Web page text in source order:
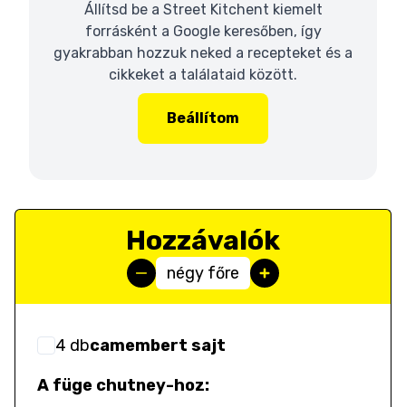
Állítsd be a Street Kitchent kiemelt
forrásként a Google keresőben, így
gyakrabban hozzuk neked a recepteket és a
cikkeket a találataid között.
Beállítom
Hozzávalók
négy főre
4 dbcamembert sajt
A füge chutney-hoz: